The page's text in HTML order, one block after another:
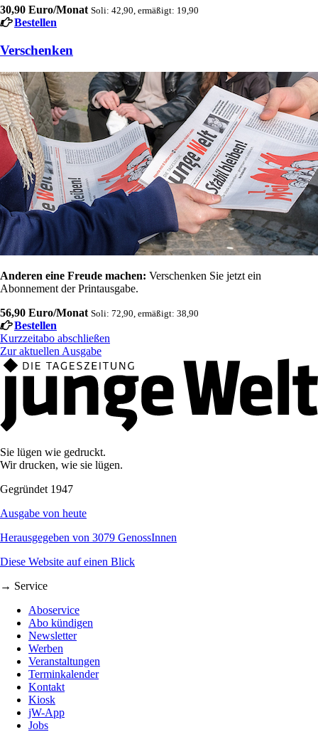
30,90 Euro/Monat Soli: 42,90, ermäßigt: 19,90
Bestellen
Verschenken
Anderen eine Freude machen: Verschenken Sie jetzt ein
Abonnement der Printausgabe.
56,90 Euro/Monat Soli: 72,90, ermäßigt: 38,90
Bestellen
Kurzzeitabo abschließen
Zur aktuellen Ausgabe
Sie lügen wie gedruckt.
Wir drucken, wie sie lügen.
Gegründet 1947
Ausgabe von heute
Herausgegeben von 3079 GenossInnen
Diese Website auf einen Blick
→ Service
Aboservice
Abo kündigen
Newsletter
Werben
Veranstaltungen
Terminkalender
Kontakt
Kiosk
jW-App
Jobs